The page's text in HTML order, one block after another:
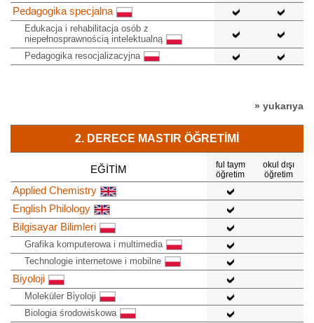
Pedagogika specjalna
Edukacja i rehabilitacja osób z
niepełnosprawnością intelektualną
Pedagogika resocjalizacyjna
» yukarıya
2. DERECE MASTIR ÖĞRETIMI
EĞITIM
ful taym
öğretim
okul dışı
öğretim
Applied Chemistry
English Philology
Bilgisayar Bilimleri
Grafika komputerowa i multimedia
Technologie internetowe i mobilne
Biyoloji
Moleküler Biyoloji
Biologia środowiskowa